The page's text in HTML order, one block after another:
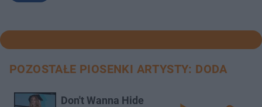
POZOSTAŁE PIOSENKI ARTYSTY: DODA
Don't Wanna Hide